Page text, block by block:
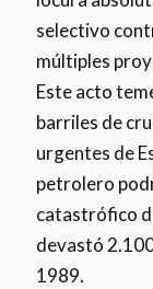
selectivo
múltiples
Este acto
barriles de
urgentes de
petrolero
catastrófico
devastó
1989.